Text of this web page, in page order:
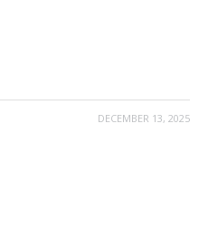
DECEMBER 13, 2025